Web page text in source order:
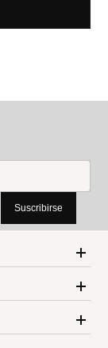
Suscribirse